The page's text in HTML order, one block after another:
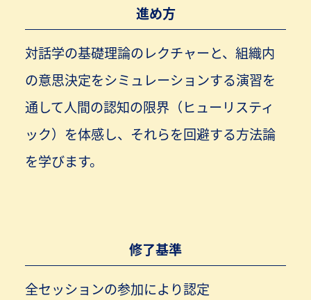
進め方
対話学の基礎理論のレクチャーと、組織内
の意思決定をシミュレーションする演習を
通して人間の認知の限界（ヒューリスティ
ック）を体感し、それらを回避する方法論
を学びます。
修了基準
全セッションの参加により認定